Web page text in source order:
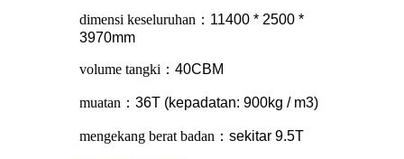
dimensi keseluruhan ： 11400 * 2500 *
3970mm
volume tangki ： 40CBM
muatan ： 36T (kepadatan: 900kg / m3)
mengekang berat badan ： sekitar 9.5T